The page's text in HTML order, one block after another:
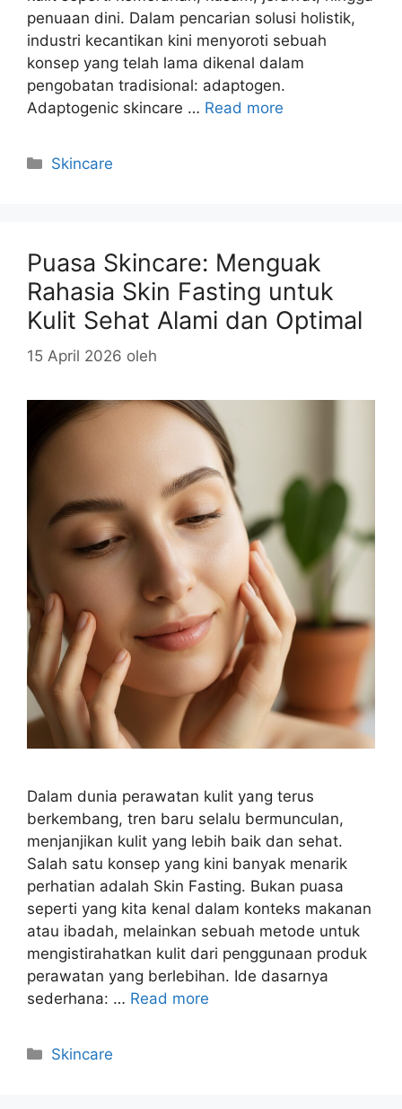
penuaan dini. Dalam pencarian solusi holistik,
industri kecantikan kini menyoroti sebuah
konsep yang telah lama dikenal dalam
pengobatan tradisional: adaptogen.
Adaptogenic skincare … Read more
Kategori
Skincare
Puasa Skincare: Menguak
Rahasia Skin Fasting untuk
Kulit Sehat Alami dan Optimal
15 April 2026 oleh
Dalam dunia perawatan kulit yang terus
berkembang, tren baru selalu bermunculan,
menjanjikan kulit yang lebih baik dan sehat.
Salah satu konsep yang kini banyak menarik
perhatian adalah Skin Fasting. Bukan puasa
seperti yang kita kenal dalam konteks makanan
atau ibadah, melainkan sebuah metode untuk
mengistirahatkan kulit dari penggunaan produk
perawatan yang berlebihan. Ide dasarnya
sederhana: … Read more
Kategori
Skincare